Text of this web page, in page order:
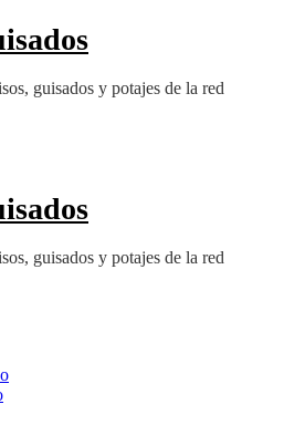
guisados y potajes de la red
guisados y potajes de la red